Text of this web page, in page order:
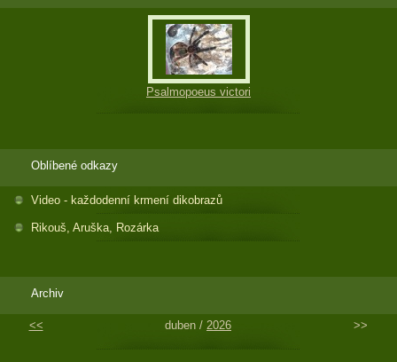
Psalmopoeus victori
Oblíbené odkazy
Video - každodenní krmení dikobrazů
Rikouš, Aruška, Rozárka
Archiv
<< duben / 2026 >>